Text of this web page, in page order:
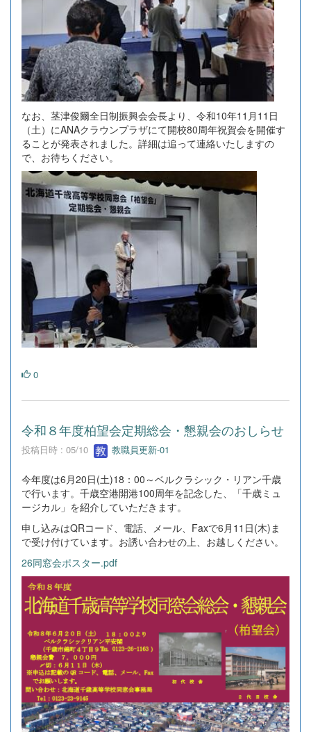
なお、茎津俊爾全日制振興会会長より、令和10年11月11日
（土）にANAクラウンプラザにて開校80周年祝賀会を開催す
ることが発表されました。詳細は追って連絡いたしますの
で、お待ちください。
0
令和８年度柏望会定期総会・懇親会のおしらせ
投稿日時 : 05/10 教職員更新-01
今年度は6月20日(土)18：00～ベルクラシック・リアン千歳
で行います。千歳空港開港100周年を記念した、「千歳ミュ
ージカル」を紹介していただきます。
申し込みはQRコード、電話、メール、Faxで6月11日(木)ま
で受け付けています。お誘い合わせの上、お越しください。
26同窓会ポスター.pdf